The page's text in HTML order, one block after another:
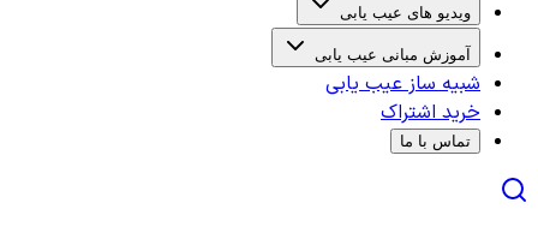
ویدیو های عیب یابی
آموزش مبانی عیب یابی
شبیه ساز عیب یابی
خرید اشتراک
تماس با ما